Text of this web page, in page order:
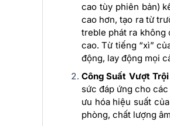
cao tùy phiên bản)
cao hơn, tạo ra từ
treble phát ra không
cao. Từ tiếng “xì”
động, lay động mọi
Công Suất Vượt
sức đáp ứng cho
ưu hóa hiệu suất
phòng, chất lượng